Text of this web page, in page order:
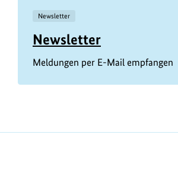
Newsletter
Newsletter
Meldungen per E-Mail empfangen